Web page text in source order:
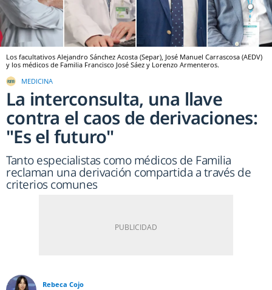
Los facultativos Alejandro Sánchez Acosta (Separ), José Manuel Carrascosa (AEDV)
y los médicos de Familia Francisco José Sáez y Lorenzo Armenteros.
MEDICINA
La interconsulta, una llave
contra el caos de derivaciones:
"Es el futuro"
Tanto especialistas como médicos de Familia
reclaman una derivación compartida a través de
criterios comunes
Rebeca Cojo